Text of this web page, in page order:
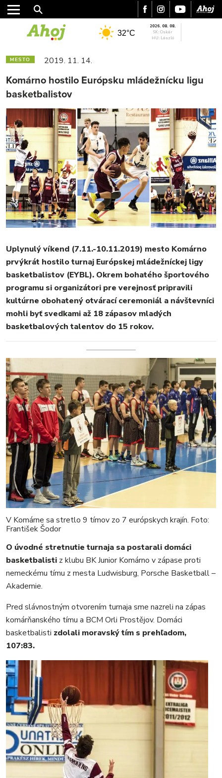
MESTO
REGIÓN
KULTÚRA
VIDEO
MIX
32°C
2026. 08. 08.
SK: Oskár
HU: László
MESTO 2019. 11. 14.
Komárno hostilo Európsku mládežnícku ligu
basketbalistov
Uplynulý víkend (7.11.-10.11.2019) mesto Komárno
prvýkrát hostilo turnaj Európskej mládežníckej ligy
basketbalistov (EYBL). Okrem bohatého športového
programu si organizátori pre verejnosť pripravili
kultúrne obohatený otvárací ceremoniál a návštevníci
mohli byť svedkami až 18 zápasov mladých
basketbalových talentov do 15 rokov.
V Komárne sa stretlo 9 tímov zo 7 európskych krajín. Foto:
František Šodor
O úvodné stretnutie turnaja sa postarali domáci
basketbalisti z klubu BK Junior Komárno v zápase proti
nemeckému tímu z mesta Ludwisburg, Porsche Basketball –
Akademie.
Pred slávnostným otvorením turnaja sme nazreli na zápas
komárňanského tímu a BCM Orli Prostějov. Domáci
basketbalisti zdolali moravský tím s prehľadom,
107:83.